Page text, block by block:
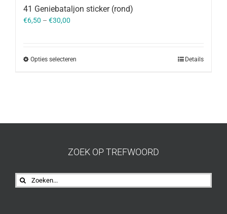
41 Geniebataljon sticker (rond)
€6,50 – €30,00
Opties selecteren Details
ZOEK OP TREFWOORD
Zoeken
naar: